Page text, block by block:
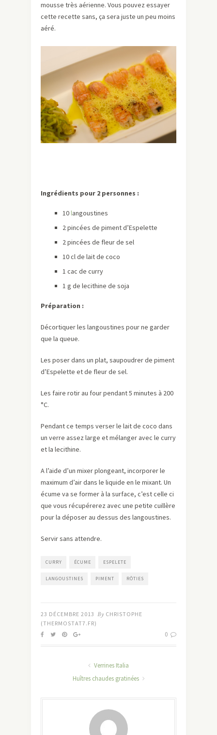
mousse très aérienne. Vous pouvez essayer
cette recette sans, ça sera juste un peu moins
aéré.
Ingrédients pour 2 personnes :
10langoustines
2 pincées de piment d’Espelette
2 pincées de fleur de sel
10 cl de lait de coco
1 cac de curry
1 g de lecithine de soja
Préparation :
Décortiquer les langoustines pour ne garder
que la queue.
Les poser dans un plat, saupoudrer de piment
d’Espelette et de fleur de sel.
Les faire rotir au four pendant 5 minutes à 200
°C.
Pendant ce temps verser le lait de coco dans
un verre assez large et mélanger avec le curry
et la lecithine.
A l’aide d’un mixer plongeant, incorporer le
maximum d’air dans le liquide en le mixant. Un
écume va se former à la surface, c’est celle ci
que vous récupérerez avec une petite cuillère
pour la déposer au dessus des langoustines.
Servir sans attendre.
CURRY ÉCUME ESPELETE
LANGOUSTINES PIMENT RÔTIES
23 DÉCEMBRE 2013 By CHRISTOPHE
(THERMOSTAT7.FR)
0
Verrines Italia
Huîtres chaudes gratinées